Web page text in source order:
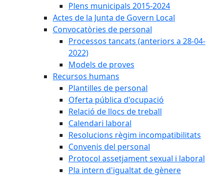
Plens municipals 2015-2024
Actes de la Junta de Govern Local
Convocatòries de personal
Processos tancats (anteriors a 28-04-
2022)
Models de proves
Recursos humans
Plantilles de personal
Oferta pública d'ocupació
Relació de llocs de treball
Calendari laboral
Resolucions règim incompatibilitats
Convenis del personal
Protocol assetjament sexual i laboral
Pla intern d'igualtat de gènere